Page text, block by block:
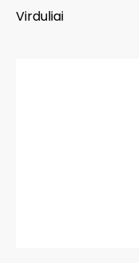
Virduliai